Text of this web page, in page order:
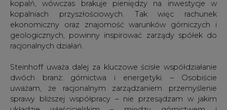
kopalń, wówczas brakuje pieniędzy na inwestycje w
kopalniach przyszłościowych. Tak więc rachunek
ekonomiczny oraz znajomość warunków górniczych i
geologicznych, powinny inspirować zarządy spółek do
racjonalnych działań.
Steinhoff uważa dalej za kluczowe ścisłe współdziałanie
dwóch branż: górnictwa i energetyki. – Osobiście
uważam, że racjonalnym zarządzaniem przemyślenie
sprawy bliższej współpracy – nie przesądzam w jakim